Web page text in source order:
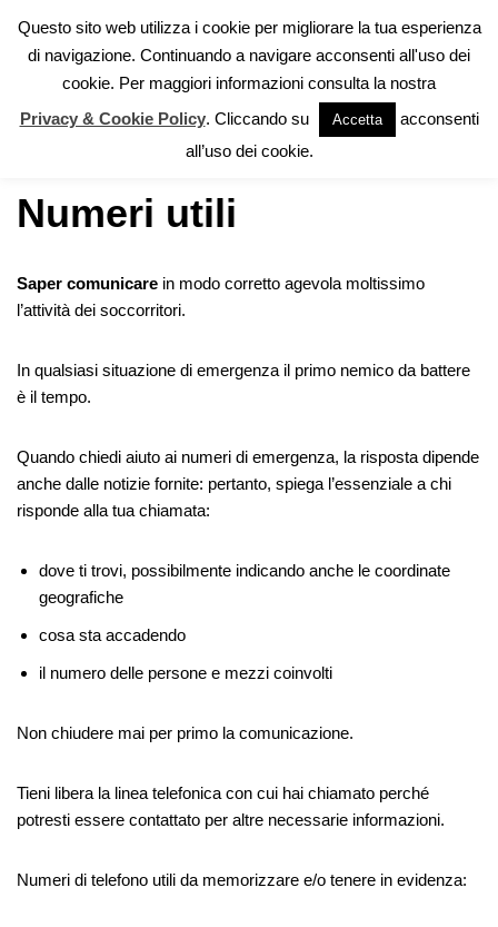
Vai
contenuto
Numeri utili
Saper comunicare in modo corretto agevola moltissimo
l’attività dei soccorritori.
In qualsiasi situazione di emergenza il primo nemico da battere
è il tempo.
Quando chiedi aiuto ai numeri di emergenza, la risposta dipende
anche dalle notizie fornite: pertanto, spiega l’essenziale a chi
risponde alla tua chiamata:
dove ti trovi, possibilmente indicando anche le coordinate
geografiche
cosa sta accadendo
il numero delle persone e mezzi coinvolti
Non chiudere mai per primo la comunicazione.
Tieni libera la linea telefonica con cui hai chiamato perché
potresti essere contattato per altre necessarie informazioni.
Numeri di telefono utili da memorizzare e/o tenere in evidenza:
Questo sito web utilizza i cookie per migliorare la tua esperienza
di navigazione. Continuando a navigare acconsenti all'uso dei
cookie. Per maggiori informazioni consulta la nostra
Privacy & Cookie Policy. Cliccando su Accetta
acconsenti
all’uso dei cookie.